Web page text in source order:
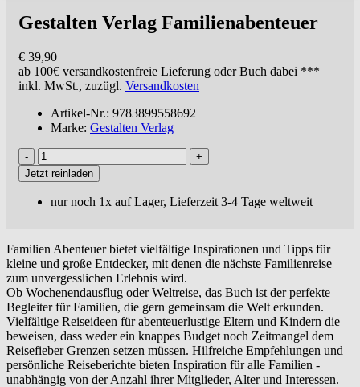
Gestalten Verlag Familienabenteuer
€ 39,90
ab 100€ versandkostenfreie Lieferung oder Buch dabei ***
inkl. MwSt., zuzügl. Versandkosten
Artikel-Nr.: 9783899558692
Marke: Gestalten Verlag
Jetzt reinladen
nur noch 1x auf Lager, Lieferzeit 3-4 Tage weltweit
Familien Abenteuer bietet vielfältige Inspirationen und Tipps für
kleine und große Entdecker, mit denen die nächste Familienreise
zum unvergesslichen Erlebnis wird.
Ob Wochenendausflug oder Weltreise, das Buch ist der perfekte
Begleiter für Familien, die gern gemeinsam die Welt erkunden.
Vielfältige Reiseideen für abenteuerlustige Eltern und Kindern die
beweisen, dass weder ein knappes Budget noch Zeitmangel dem
Reisefieber Grenzen setzen müssen. Hilfreiche Empfehlungen und
persönliche Reiseberichte bieten Inspiration für alle Familien -
unabhängig von der Anzahl ihrer Mitglieder, Alter und Interessen.